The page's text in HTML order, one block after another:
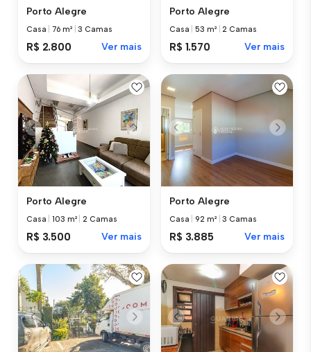
Porto Alegre
Casa |76 m² |3 Camas
R$ 2.800 Ver mais
Porto Alegre
Casa |53 m² |2 Camas
R$ 1.570 Ver mais
Porto Alegre
Casa |103 m² |2 Camas
R$ 3.500 Ver mais
Porto Alegre
Casa |92 m² |3 Camas
R$ 3.885 Ver mais